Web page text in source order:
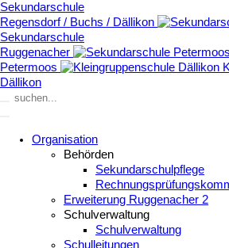
Sekundarschule
Regensdorf / Buchs / Dällikon
Sekundarschule
Ruggenacher
Petermoos
Dällikon
Organisation
Behörden
Sekundarschulpflege
Erweiterung Ruggenacher 2
Schulverwaltung
Schulverwaltung
Schulleitungen